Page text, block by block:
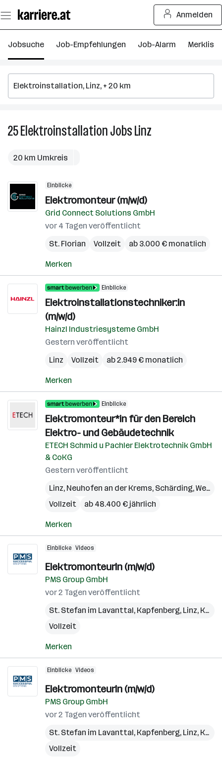
Seiteninhalt
springen
Anmelden
Jobsuche Job-Empfehlungen Job-Alarm Merkliste
25ElektroinstallationJobsLinz
20 km Umkreis
Einblicke
Elektromonteur (m/w/d)
Grid Connect Solutions GmbH
vor 4 Tagen veröffentlicht
St. Florian
Vollzeit ab 3.000 € monatlich
Merken
Einblicke
Elektroinstallationstechniker:in
(m/w/d)
Hainzl Industriesysteme GmbH
Gestern veröffentlicht
Linz
Vollzeit ab 2.949 € monatlich
Merken
Einblicke
Elektromonteur*in für den Bereich
Elektro- und Gebäudetechnik
ETECH Schmid u Pachler Elektrotechnik GmbH
& CoKG
Gestern veröffentlicht
Linz, Neuhofen an der Krems, Schärding,Wels
Vollzeit
ab 48.400 € jährlich
Merken
Einblicke Videos
ElektromonteurIn (m/w/d)
PMS Group GmbH
vor 2 Tagen veröffentlicht
St. Stefan im Lavanttal, Kapfenberg, Linz, Kundl
Vollzeit
Merken
Einblicke Videos
ElektromonteurIn (m/w/d)
PMS Group GmbH
vor 2 Tagen veröffentlicht
St. Stefan im Lavanttal, Kapfenberg, Linz, Kundl
Vollzeit